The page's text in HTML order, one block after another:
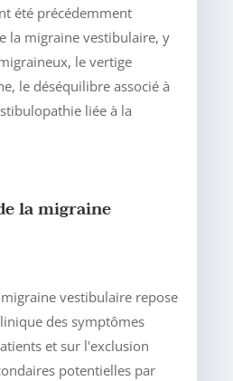
été précédemment
la migraine vestibulaire, y
le vertige
le déséquilibre associé à
liée à la
la migraine
vestibulaire repose
des symptômes
et sur l'exclusion
potentielles par